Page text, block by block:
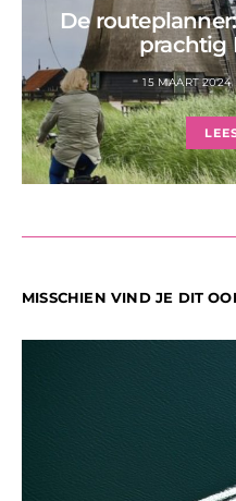
De
prachtig
15 MAART 2024
MISSCHIEN VIND JE DIT